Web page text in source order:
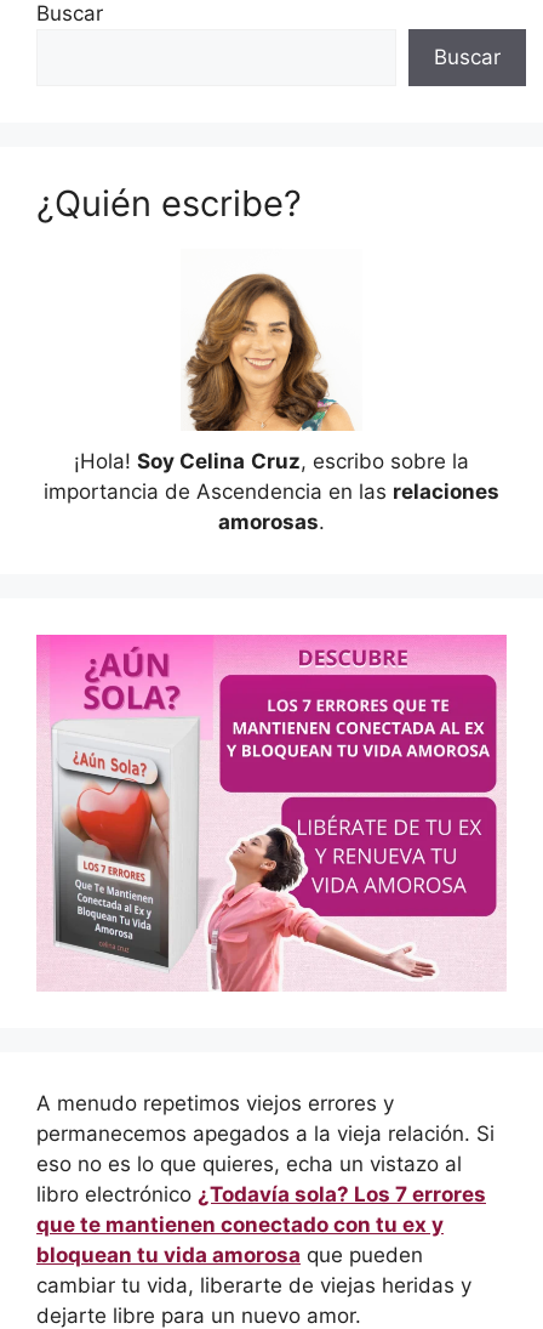
Buscar
Buscar
¿Quién escribe?
¡Hola! Soy Celina Cruz, escribo sobre la
importancia de Ascendencia en las relaciones
amorosas.
A menudo repetimos viejos errores y
permanecemos apegados a la vieja relación. Si
eso no es lo que quieres, echa un vistazo al
libro electrónico ¿Todavía sola? Los 7 errores
que te mantienen conectado con tu ex y
bloquean tu vida amorosa que pueden
cambiar tu vida, liberarte de viejas heridas y
dejarte libre para un nuevo amor.